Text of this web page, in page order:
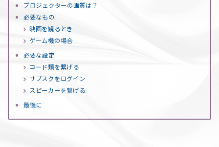
プロジェクターの画質は？
必要なもの
映画を観るとき
ゲーム機の場合
必要な設定
コード類を繋げる
サブスクをログイン
スピーカーを繋げる
最後に